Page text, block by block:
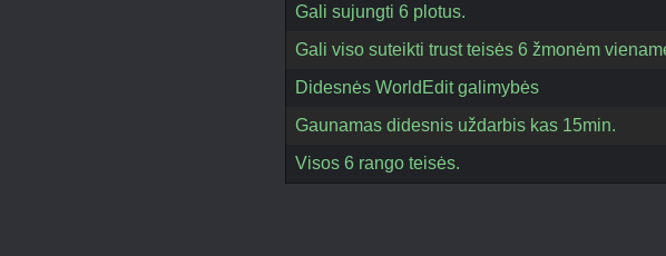
Gali sujungti 6 plotus.
Gali viso suteikti trust teisės 6 žmonėm
Didesnės WorldEdit galimybės
Gaunamas didesnis uždarbis kas 15min.
Visos 6 rango teisės.